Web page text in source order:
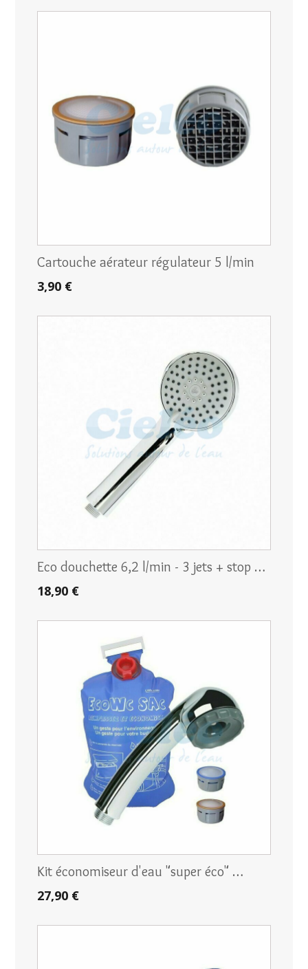
Cartouche aérateur régulateur 5 l/min
3,90 €
Eco douchette 6,2 l/min - 3 jets + stop …
18,90 €
Kit économiseur d'eau "super éco" …
27,90 €